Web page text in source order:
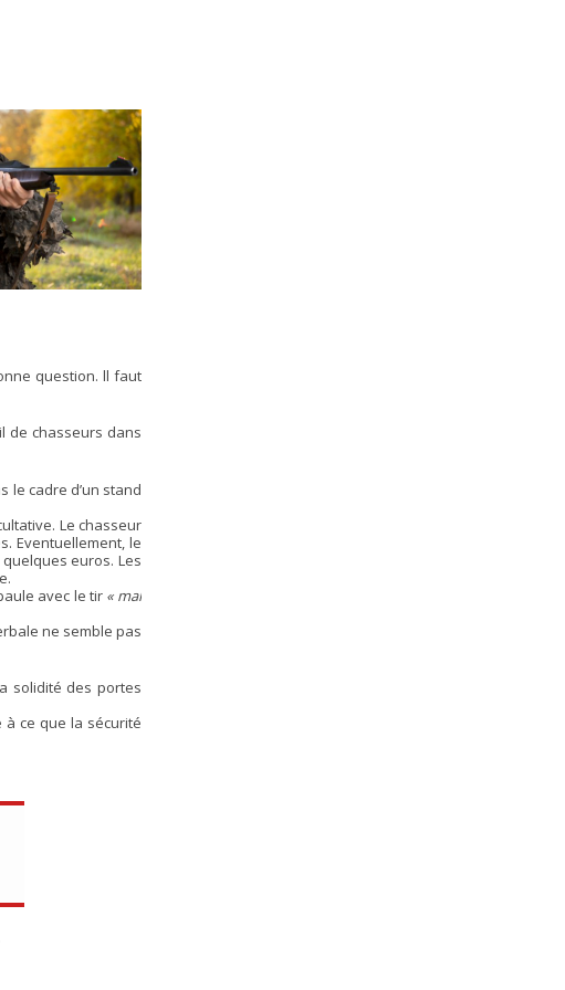
question. ll faut
de chasseurs dans
le cadre d’un stand
Le chasseur
Eventuellement, le
euros. Les
avec le tir « mal
ne semble pas
solidité des portes
à ce que la sécurité